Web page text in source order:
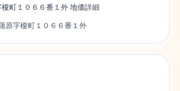
町１０６６番１外 地価詳細
原字榎町１０６６番１外